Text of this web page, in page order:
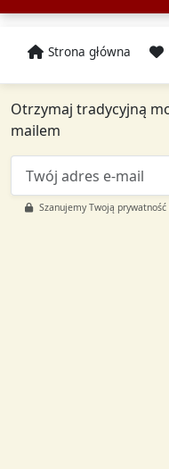
Strona główna
Otrzymaj tradycyjną
mailem
Szanujemy Twoją